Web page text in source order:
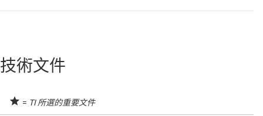
技術文件
= TI 所選的重要文件